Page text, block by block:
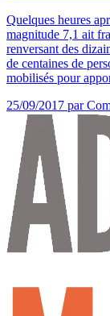
Quelques heures
magnitude 7,1 ait
renversant des
de centaines de
mobilisés pour
25/09/2017 par